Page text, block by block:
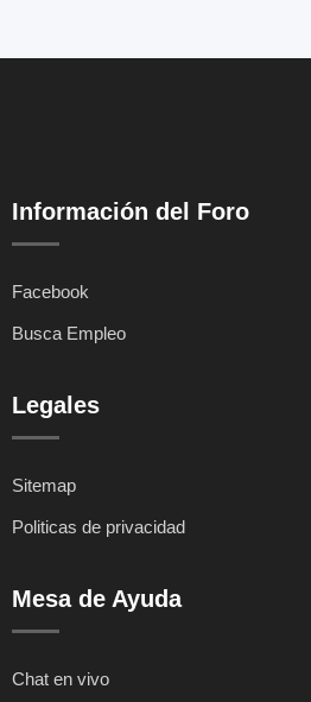
Información del Foro
Facebook
Busca Empleo
Legales
Sitemap
Politicas de privacidad
Mesa de Ayuda
Chat en vivo